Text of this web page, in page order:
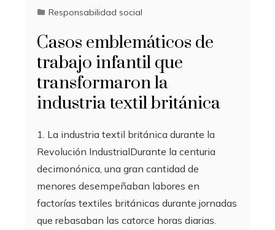
Responsabilidad social
Casos emblemáticos de
trabajo infantil que
transformaron la
industria textil británica
1. La industria textil británica durante la
Revolución IndustrialDurante la centuria
decimonónica, una gran cantidad de
menores desempeñaban labores en
factorías textiles británicas durante jornadas
que rebasaban las catorce horas diarias.